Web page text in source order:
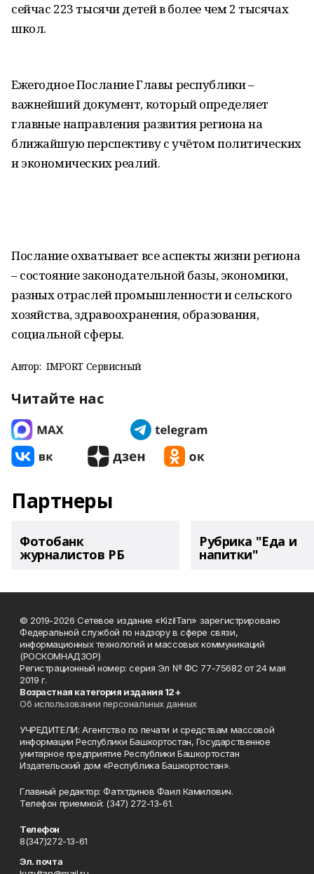
сейчас 223 тысячи детей в более чем 2 тысячах
школ.
Ежегодное Послание Главы республики –
важнейший документ, который определяет
главные направления развития региона на
ближайшую перспективу с учётом политических
и экономических реалий.
Послание охватывает все аспекты жизни региона
– состояние законодательной базы, экономики,
разных отраслей промышленности и сельского
хозяйства, здравоохранения, образования,
социальной сферы.
Автор: IMPORT Сервисный
Читайте нас
Партнеры
Фотобанк
журналистов РБ
Рубрика "Еда и
напитки"
© 2019-2026 Сетевое издание «KizilTan» зарегистрировано
Федеральной службой по надзору в сфере связи,
информационных технологий и массовых коммуникаций
(РОСКОМНАДЗОР)
Регистрационный номер: серия Эл № ФС 77-75682 от 24 мая
2019 г.
Возрастная категория издания 12+
Об использовании персональных данных
УЧРЕДИТЕЛИ: Агентство по печати и средствам массовой
информации Республики Башкортостан, Государственное
унитарное предприятие Республики Башкортостан
Издательский дом «Республика Башкортостан».
Главный редактор: Фатхтдинов Фаил Камилович.
Телефон приемной: (347) 272-13-61.
Телефон
8(347)272-13-61
Эл. почта